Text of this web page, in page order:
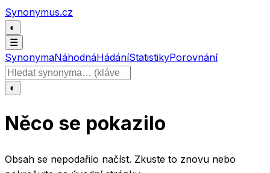
Přeskočit na obsah
Synonymus.cz
◐
☰
SynonymaNáhodnáHádáníStatistikyPorovnání
Hledat slovo
◐
Něco se pokazilo
Obsah se nepodařilo načíst. Zkuste to znovu nebo